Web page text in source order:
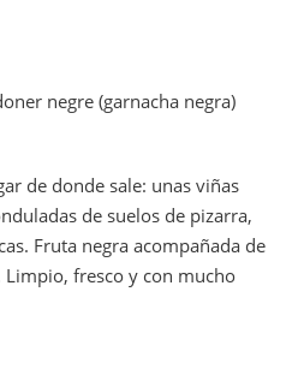
negre (garnacha negra)
de donde sale: unas viñas
de suelos de pizarra,
Fruta negra acompañada de
fresco y con mucho